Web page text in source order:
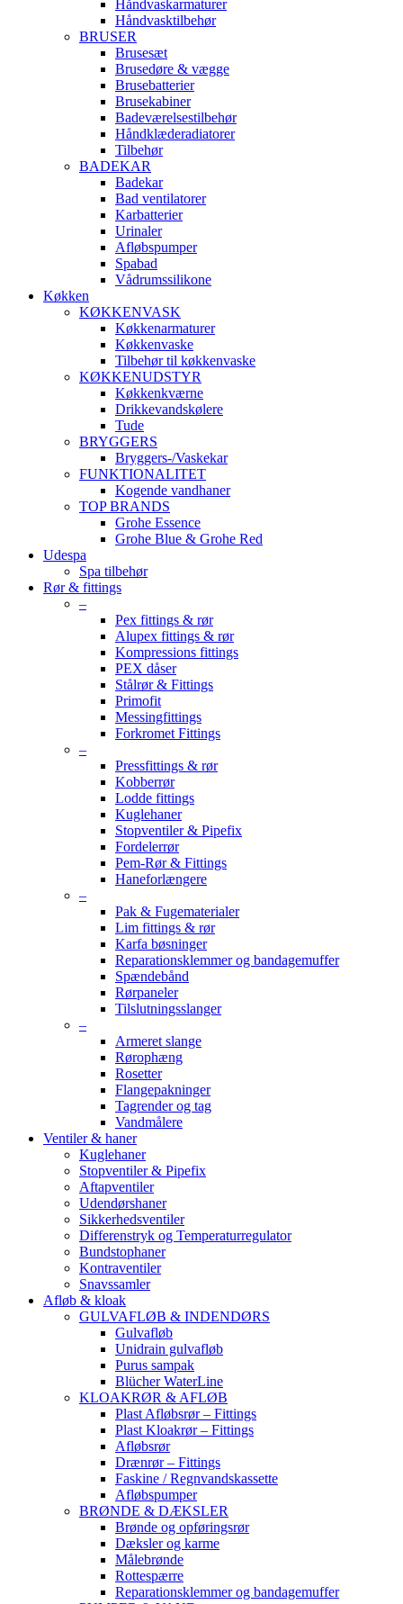
Håndvaskarmaturer
Håndvasktilbehør
BRUSER
Brusesæt
Brusedøre & vægge
Brusebatterier
Brusekabiner
Badeværelsestilbehør
Håndklæderadiatorer
Tilbehør
BADEKAR
Badekar
Bad ventilatorer
Karbatterier
Urinaler
Afløbspumper
Spabad
Vådrumssilikone
Køkken
KØKKENVASK
Køkkenarmaturer
Køkkenvaske
Tilbehør til køkkenvaske
KØKKENUDSTYR
Køkkenkværne
Drikkevandskølere
Tude
BRYGGERS
Bryggers-/Vaskekar
FUNKTIONALITET
Kogende vandhaner
TOP BRANDS
Grohe Essence
Grohe Blue & Grohe Red
Udespa
Spa tilbehør
Rør & fittings
–
Pex fittings & rør
Alupex fittings & rør
Kompressions fittings
PEX dåser
Stålrør & Fittings
Primofit
Messingfittings
Forkromet Fittings
–
Pressfittings & rør
Kobberrør
Lodde fittings
Kuglehaner
Stopventiler & Pipefix
Fordelerrør
Pem-Rør & Fittings
Haneforlængere
–
Pak & Fugematerialer
Lim fittings & rør
Karfa bøsninger
Reparationsklemmer og bandagemuffer
Spændebånd
Rørpaneler
Tilslutningsslanger
–
Armeret slange
Rørophæng
Rosetter
Flangepakninger
Tagrender og tag
Vandmålere
Ventiler & haner
Kuglehaner
Stopventiler & Pipefix
Aftapventiler
Udendørshaner
Sikkerhedsventiler
Differenstryk og Temperaturregulator
Bundstophaner
Kontraventiler
Snavssamler
Afløb & kloak
GULVAFLØB & INDENDØRS
Gulvafløb
Unidrain gulvafløb
Purus sampak
Blücher WaterLine
KLOAKRØR & AFLØB
Plast Afløbsrør – Fittings
Plast Kloakrør – Fittings
Afløbsrør
Drænrør – Fittings
Faskine / Regnvandskassette
Afløbspumper
BRØNDE & DÆKSLER
Brønde og opføringsrør
Dæksler og karme
Målebrønde
Rottespærre
Reparationsklemmer og bandagemuffer